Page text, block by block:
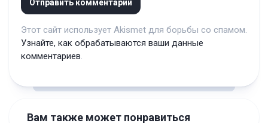
Этот сайт использует Akismet для борьбы со спамом.
Узнайте, как обрабатываются ваши данные
комментариев.
Вам также может понравиться